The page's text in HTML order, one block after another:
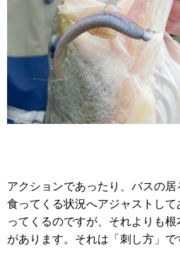
アクションであったり、バスの
食ってくる状況へアジャストし
ってくるのですが、それよりも
があります。それは「刺し方」で